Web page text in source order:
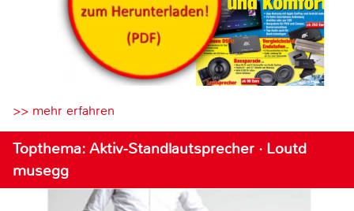
>> mehr erfahren
Topthema: Aktiv-Standlautsprecher · Loutd
musegg